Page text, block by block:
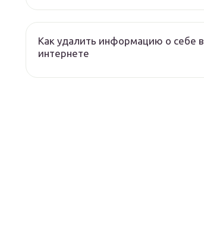
Как удалить информацию о себе в
интернете